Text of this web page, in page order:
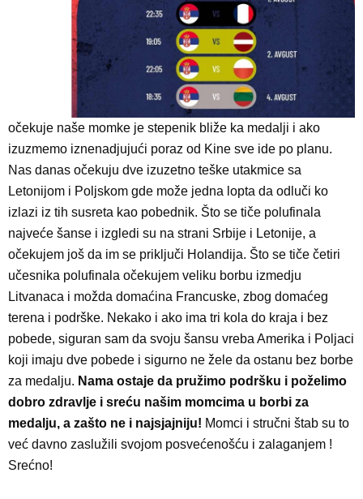
očekuje naše momke je stepenik bliže ka medalji i ako
izuzmemo iznenadjujući poraz od Kine sve ide po planu.
Nas danas očekuju dve izuzetno teške utakmice sa
Letonijom i Poljskom gde može jedna lopta da odluči ko
izlazi iz tih susreta kao pobednik. Što se tiče polufinala
najveće šanse i izgledi su na strani Srbije i Letonije, a
očekujem još da im se priključi Holandija. Što se tiče četiri
učesnika polufinala očekujem veliku borbu izmedju
Litvanaca i možda domaćina Francuske, zbog domaćeg
terena i podrške. Nekako i ako ima tri kola do kraja i bez
pobede, siguran sam da svoju šansu vreba Amerika i Poljaci
koji imaju dve pobede i sigurno ne žele da ostanu bez borbe
za medalju. Nama ostaje da pružimo podršku i poželimo
dobro zdravlje i sreću našim momcima u borbi za
medalju, a zašto ne i najsjajniju! Momci i stručni štab su to
već davno zaslužili svojom posvećenošću i zalaganjem !
Srećno!